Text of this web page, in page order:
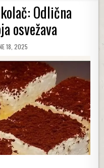
Odlična
osvežava
DATE:
18, 2025